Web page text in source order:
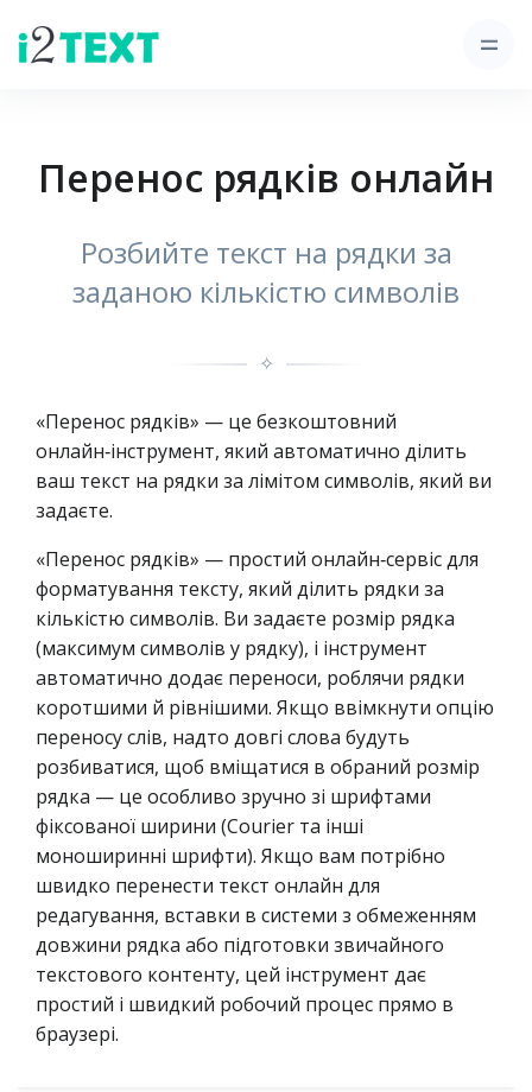
Перенос рядків онлайн
Розбийте текст на рядки за
заданою кількістю символів
✧
«Перенос рядків» — це безкоштовний
онлайн‑інструмент, який автоматично ділить
ваш текст на рядки за лімітом символів, який ви
задаєте.
«Перенос рядків» — простий онлайн‑сервіс для
форматування тексту, який ділить рядки за
кількістю символів. Ви задаєте розмір рядка
(максимум символів у рядку), і інструмент
автоматично додає переноси, роблячи рядки
коротшими й рівнішими. Якщо ввімкнути опцію
переносу слів, надто довгі слова будуть
розбиватися, щоб вміщатися в обраний розмір
рядка — це особливо зручно зі шрифтами
фіксованої ширини (Courier та інші
моноширинні шрифти). Якщо вам потрібно
швидко перенести текст онлайн для
редагування, вставки в системи з обмеженням
довжини рядка або підготовки звичайного
текстового контенту, цей інструмент дає
простий і швидкий робочий процес прямо в
браузері.